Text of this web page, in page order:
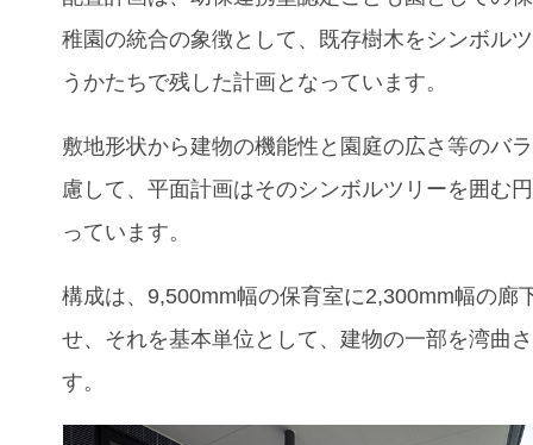
稚園の統合の象徴として、既存樹木をシンボル
うかたちで残した計画となっています。
敷地形状から建物の機能性と園庭の広さ等のバ
慮して、平面計画はそのシンボルツリーを囲む
っています。
構成は、9,500mm幅の保育室に2,300mm幅の廊
せ、それを基本単位として、建物の一部を湾曲
す。